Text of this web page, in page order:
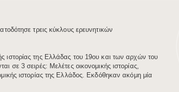
τρεις κύκλους ερευνητικών
ιστορίας της Ελλάδας του 19ου και των αρχών του
σε 3 σειρές: Mελέτες οικονομικής ιστορίας,
ιστορίας της Ελλάδος. Εκδόθηκαν ακόμη μία